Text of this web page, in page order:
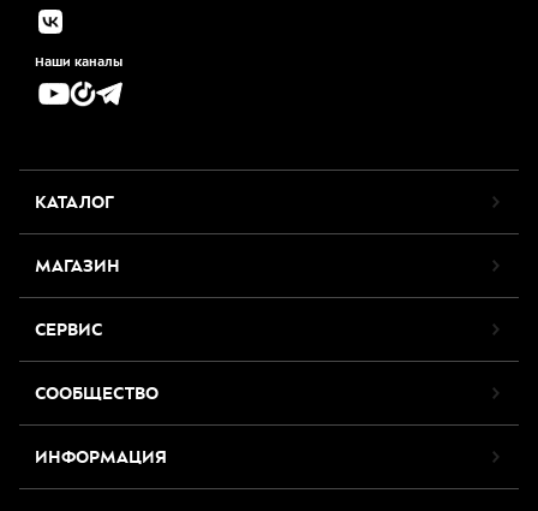
Наши каналы
КАТАЛОГ
МАГАЗИН
СЕРВИС
СООБЩЕСТВО
ИНФОРМАЦИЯ